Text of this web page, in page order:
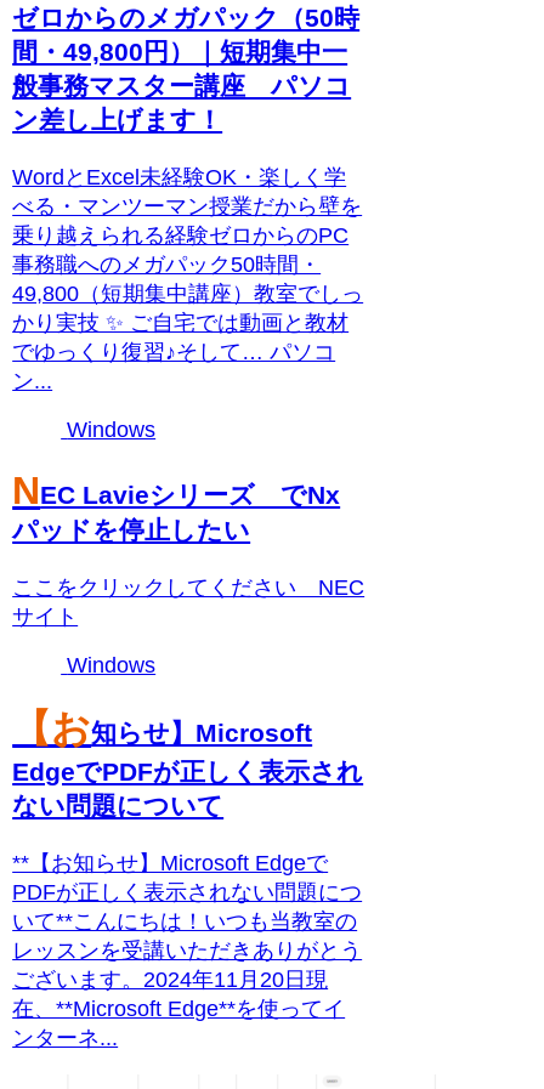
ゼロからのメガパック（50時
間・49,800円）｜短期集中一
般事務マスター講座 パソコ
ン差し上げます！
WordとExcel未経験OK・楽しく学
べる・マンツーマン授業だから壁を
乗り越えられる経験ゼロからのPC
事務職へのメガパック50時間・
49,800（短期集中講座）教室でしっ
かり実技 ✨ ご自宅では動画と教材
でゆっくり復習♪そして… パソコ
ン...
Windows
NEC Lavieシリーズ でNx
パッドを停止したい
ここをクリックしてください NEC
サイト
Windows
【お知らせ】Microsoft
EdgeでPDFが正しく表示され
ない問題について
**【お知らせ】Microsoft Edgeで
PDFが正しく表示されない問題につ
いて**こんにちは！いつも当教室の
レッスンを受講いただきありがとう
ございます。2024年11月20日現
在、**Microsoft Edge**を使ってイ
ンターネ...